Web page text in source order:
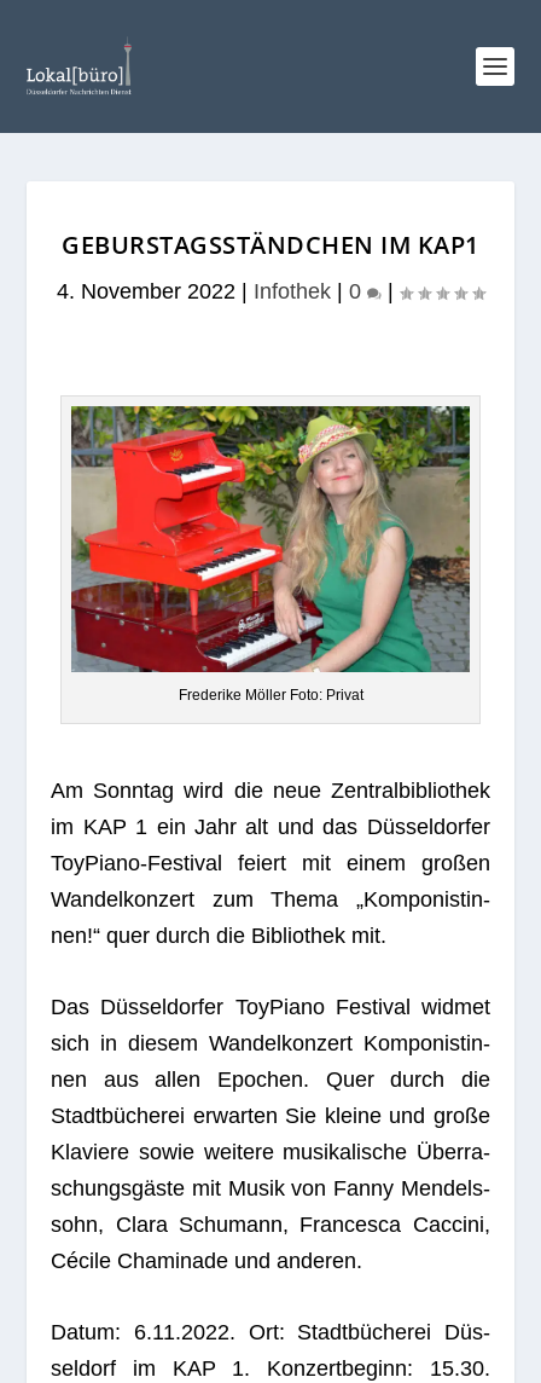
GEBURSTAGSSTÄNDCHEN IM KAP1
4. November 2022 Infothek 0
Fre­de­rike Möl­ler Foto: Privat
Am Sonn­tag wird die neue Zen­tral­bi­blio­thek
im KAP 1 ein Jahr alt und das Düs­sel­dor­fer
Toy­Piano-Fes­ti­val fei­ert mit einem gro­ßen
Wan­del­kon­zert zum Thema „Kom­po­nis­tin­
nen!“ quer durch die Biblio­thek mit.
Das Düs­sel­dor­fer Toy­Piano Fes­ti­val wid­met
sich in die­sem Wan­del­kon­zert Kom­po­nis­tin­
nen aus allen Epo­chen. Quer durch die
Stadt­bü­che­rei erwar­ten Sie kleine und große
Kla­viere sowie wei­tere musi­ka­li­sche Über­ra­
schungs­gäste mit Musik von Fanny Men­dels­
sohn, Clara Schu­mann, Fran­ce­sca Cac­cini,
Cécile Cha­mi­nade und anderen.
Datum: 6.11.2022. Ort: Stadt­bü­che­rei Düs­
sel­dorf im KAP 1. Kon­zert­be­ginn: 15.30.